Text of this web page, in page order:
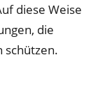
diese Weise
die
schützen.